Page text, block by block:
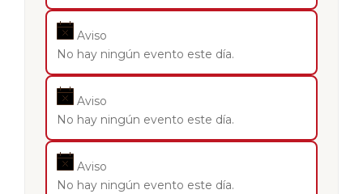
Aviso
No hay ningún evento este día.
Aviso
No hay ningún evento este día.
Aviso
No hay ningún evento este día.